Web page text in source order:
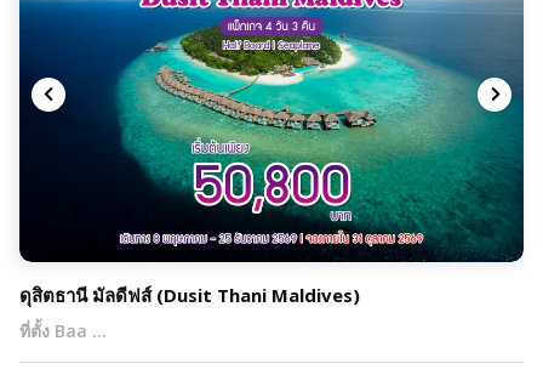
ดุสิตธานี มัลดีฟส์ (Dusit Thani Maldives)
ที่ตั้ง Baa …